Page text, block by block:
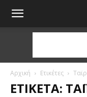
Αρχική Ετικέτες
ΕΤΙΚΈΤΑ: